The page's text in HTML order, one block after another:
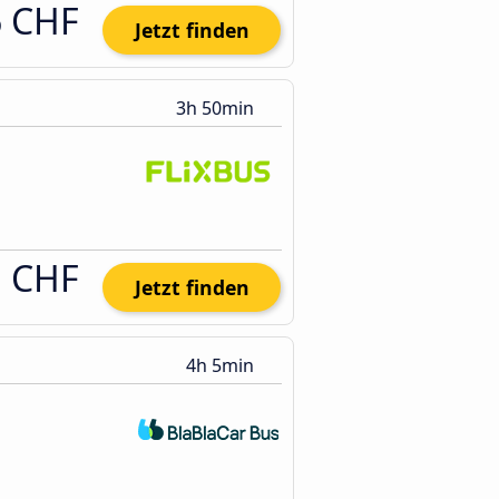
Jetzt finden
3h 50min
Jetzt finden
4h 5min